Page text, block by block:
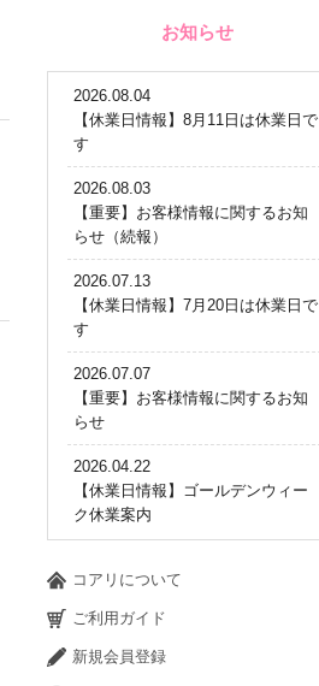
お知らせ
2026.08.04
【休業日情報】8月11日は休業日で
す
2026.08.03
【重要】お客様情報に関するお知
らせ（続報）
2026.07.13
【休業日情報】7月20日は休業日で
す
2026.07.07
【重要】お客様情報に関するお知
らせ
2026.04.22
【休業日情報】ゴールデンウィー
ク休業案内
コアリについて
ご利用ガイド
新規会員登録